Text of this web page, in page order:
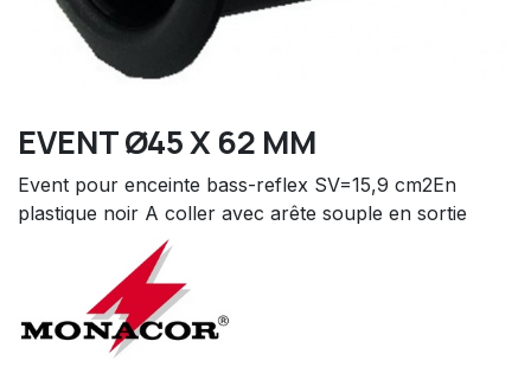
EVENT Ø45 X 62 MM
Event pour enceinte bass-reflex SV=15,9 cm2En
plastique noir A coller avec arête souple en sortie